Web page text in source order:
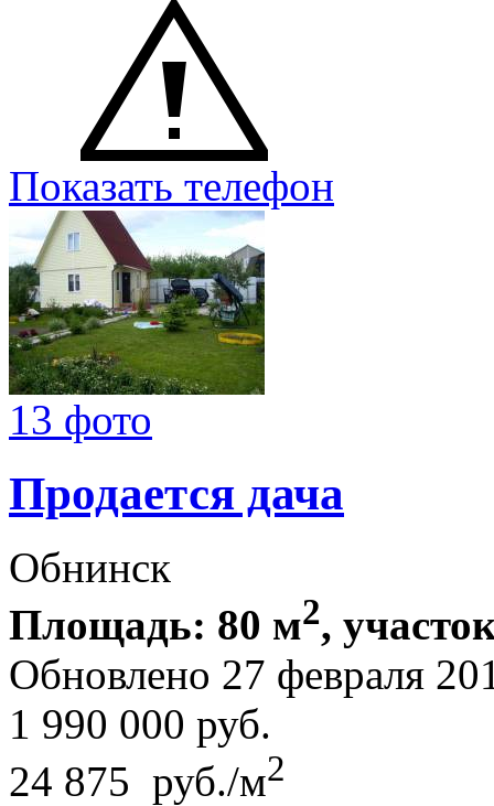
Показать телефон
13 фото
Продается дача
Обнинск
Площадь: 80 м2,
Обновлено 27 февраля
1 990 000 руб.
24 875 руб./м2